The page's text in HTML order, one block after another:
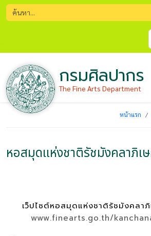
กรมศิลปากร
The Fine Arts Department
หน้าแรก
หอสมุดแห่งชาติรัชมังคลาภิ
เว็ปไซต์หอสมุดแห่งชาติรัชมังคลา
www.finearts.go.th/